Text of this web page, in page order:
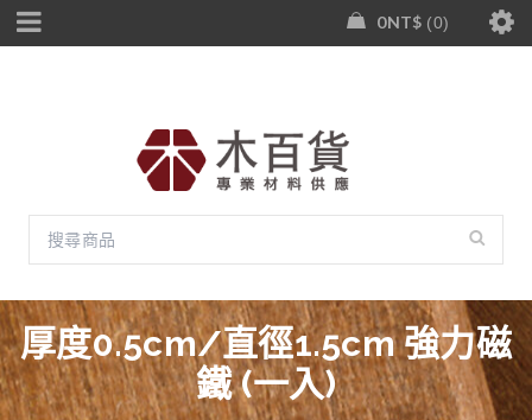
0NT$ 0
厚度0.5cm/直徑1.5cm 強力磁
鐵 (一入)